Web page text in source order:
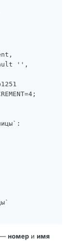
— номер и имя